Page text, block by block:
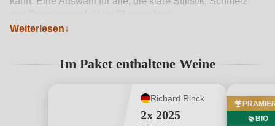
kann. Eine Auswahl für alle, die klare Stilistik, Schmelz
Produktdetails anzeigen →
Weiterlesen
Im Paket enthaltene Weine
Richard Rinck
2x 2025
BIO